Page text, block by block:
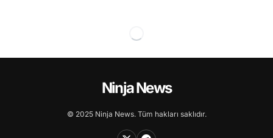
Ninja News
© 2025 Ninja News. Tüm hakları saklıdır.